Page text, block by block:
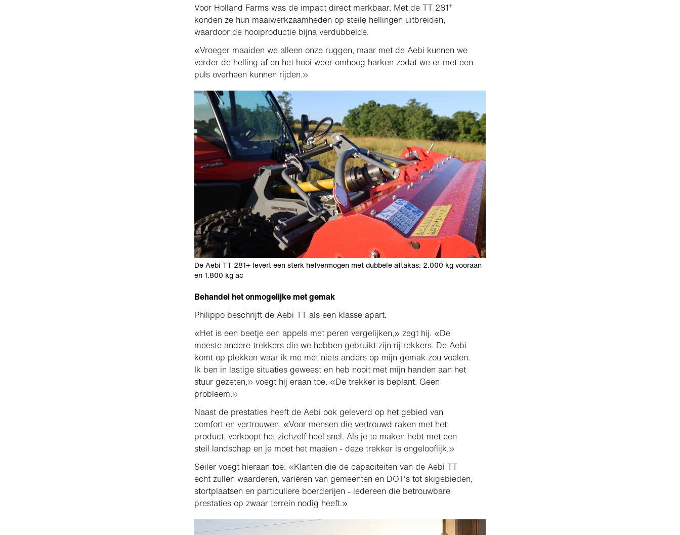
Voor Holland Farms was de impact direct merkbaar. Met de TT 281+
konden ze hun maaiwerkzaamheden op steile hellingen uitbreiden,
waardoor de hooiproductie bijna verdubbelde.
«Vroeger maaiden we alleen onze ruggen, maar met de Aebi kunnen we
verder de helling af en het hooi weer omhoog harken zodat we er met een
puls overheen kunnen rijden.»
De Aebi TT 281+ levert een sterk hefvermogen met dubbele aftakas: 2.000 kg vooraan
en 1.800 kg ac
Behandel het onmogelijke met gemak
Philippo beschrijft de Aebi TT als een klasse apart.
«Het is een beetje een appels met peren vergelijken,» zegt hij. «De
meeste andere trekkers die we hebben gebruikt zijn rijtrekkers. De Aebi
komt op plekken waar ik me met niets anders op mijn gemak zou voelen.
Ik ben in lastige situaties geweest en heb nooit met mijn handen aan het
stuur gezeten,» voegt hij eraan toe. «De trekker is beplant. Geen
probleem.»
Naast de prestaties heeft de Aebi ook geleverd op het gebied van
comfort en vertrouwen. «Voor mensen die vertrouwd raken met het
product, verkoopt het zichzelf heel snel. Als je te maken hebt met een
steil landschap en je moet het maaien - deze trekker is ongelooflijk.»
Seiler voegt hieraan toe: «Klanten die de capaciteiten van de Aebi TT
echt zullen waarderen, variëren van gemeenten en DOT's tot skigebieden,
stortplaatsen en particuliere boerderijen - iedereen die betrouwbare
prestaties op zwaar terrein nodig heeft.»